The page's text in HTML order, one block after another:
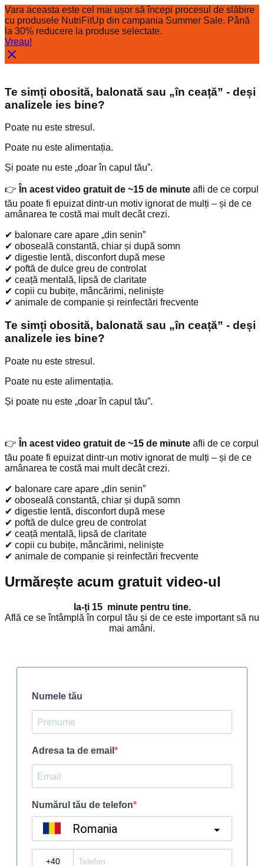
Vara aceasta este cel mai ușor să începi procesul de slăbire
cu produsele NutriFitUp din campania Summer Sale. Până
la 30% reducere la produse selectate.
Vreau!
Te simți obosită, balonată sau „în ceață” - deși
analizele ies bine?
Poate nu este stresul.
Poate nu este alimentația.
Și poate nu este „doar în capul tău”.
👉 În acest video gratuit de ~15 de minute afli de ce corpul
tău poate fi epuizat dintr-un motiv ignorat de mulți – și de ce
amânarea te costă mai mult decât crezi.
✔ balonare care apare „din senin”
✔ oboseală constantă, chiar și după somn
✔ digestie lentă, disconfort după mese
✔ poftă de dulce greu de controlat
✔ ceață mentală, lipsă de claritate
✔ copii cu bubițe, mâncărimi, neliniște
✔ animale de companie și reinfectări frecvente
Te simți obosită, balonată sau „în ceață” - deși
analizele ies bine?
Poate nu este stresul.
Poate nu este alimentația.
Și poate nu este „doar în capul tău”.
👉 În acest video gratuit de ~15 de minute afli de ce corpul
tău poate fi epuizat dintr-un motiv ignorat de mulți – și de ce
amânarea te costă mai mult decât crezi.
✔ balonare care apare „din senin”
✔ oboseală constantă, chiar și după somn
✔ digestie lentă, disconfort după mese
✔ poftă de dulce greu de controlat
✔ ceață mentală, lipsă de claritate
✔ copii cu bubițe, mâncărimi, neliniște
✔ animale de companie și reinfectări frecvente
Urmărește acum gratuit video-ul
Ia-ți 15 minute pentru tine.
Află ce se întâmplă în corpul tău și de ce este important să nu
mai amâni.